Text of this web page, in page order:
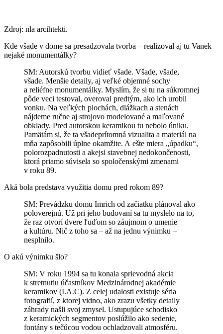
Zdroj: nla arcihtekti.
Kde všade v dome sa presadzovala tvorba – realizoval aj tu Vanek
nejaké monumentálky?
SM: Autorskú tvorbu vidieť všade. Všade, všade,
všade. Menšie detaily, aj veľké objemné sochy
a reliéfne monumentálky. Myslím, že si tu na súkromnej
pôde veci testoval, overoval predtým, ako ich urobil
vonku. Na veľkých plochách, dlážkach a stenách
nájdeme ručne aj strojovo modelované a maľované
obklady. Pred autorskou keramikou tu nebolo úniku.
Pamätám si, že ta všadeprítomná vizualita a materiál na
mňa zapôsobili úplne okamžite. A ešte miera „úpadku“,
polorozpadnutosti a akejsi stavebnej nedokončenosti,
ktorá priamo súvisela so spoločenskými zmenami
v roku 89.
Aká bola predstava využitia domu pred rokom 89?
SM: Prevádzku domu Imrich od začiatku plánoval ako
poloverejnú. Už pri jeho budovaní sa tu myslelo na to,
že raz otvorí dvere ľuďom so záujmom o umenie
a kultúru. Nič z toho sa – až na jednu výnimku –
nesplnilo.
O akú výnimku šlo?
SM: V roku 1994 sa tu konala sprievodná akcia
k stretnutiu účastníkov Medzinárodnej akadémie
keramikov (I.A.C). Z celej udalosti existuje séria
fotografií, z ktorej vidno, ako zrazu všetky detaily
záhrady našli svoj zmysel. Ustupujúce schodisko
z keramických segmentov poslúžilo ako sedenie,
fontány s tečúcou vodou ochladzovali atmosféru.